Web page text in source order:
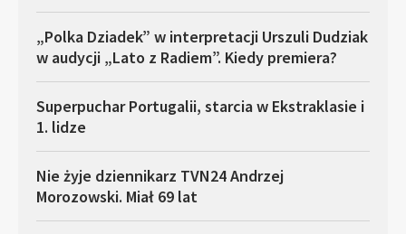
„Polka Dziadek” w interpretacji Urszuli Dudziak
w audycji „Lato z Radiem”. Kiedy premiera?
Superpuchar Portugalii, starcia w Ekstraklasie i
1. lidze
Nie żyje dziennikarz TVN24 Andrzej
Morozowski. Miał 69 lat